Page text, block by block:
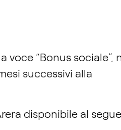
“Bonus sociale”,
successivi alla
disponibile al